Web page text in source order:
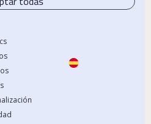
B87805545. Inscrita en el Registro